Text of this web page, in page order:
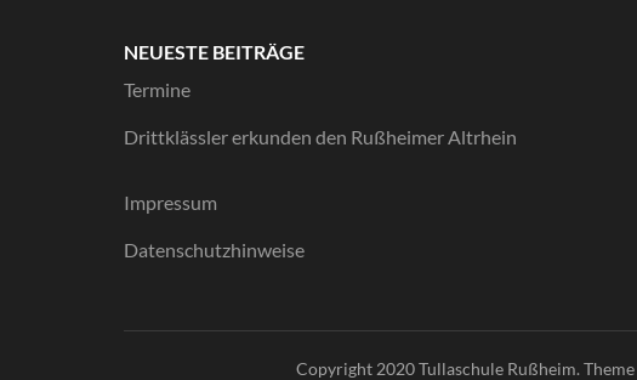
NEUESTE BEITRÄGE
Termine
Drittklässler erkunden den Rußheimer Altrhein
Impressum
Datenschutzhinweise
Copyright 2020 Tullaschule Rußheim. Theme